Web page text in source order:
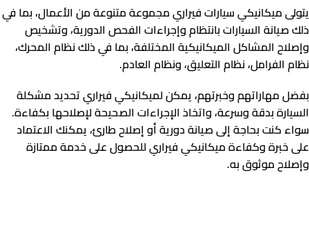
يتولى ميكانيكي سيارات فيراري مجموعة متنوعة من الأعمال، بما في
ذلك صيانة السيارات بانتظام وإجراءات الفحص الدورية، وتشخيص
وإصلاح المشاكل الميكانيكية المختلفة، بما في ذلك نظام المحرك،
نظام الفرامل، نظام التعليق، ونظام العادم.
بفضل مهاراتهم وخبرتهم، يمكن لميكانيكي فيراري تحديد مشكلة
السيارة بدقة وسرعة، واتخاذ الإجراءات الصحيحة لإصلاحها بكفاءة.
سواء كنت بحاجة إلى صيانة دورية أو إصلاح طارئ، يمكنك الاعتماد
على خبرة وكفاءة ميكانيكي فيراري للحصول على خدمة ممتازة
وإصلاح موثوق به.